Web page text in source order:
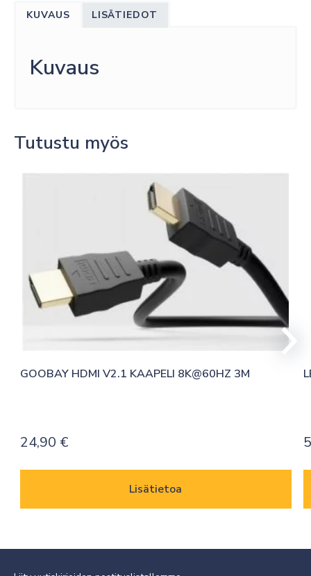
KUVAUS LISÄTIEDOT
Kuvaus
Tutustu myös
GOOBAY HDMI V2.1 KAAPELI 8K@60HZ 3M
24,90 €
Lisätietoa